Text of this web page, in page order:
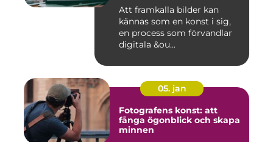
Att framkalla bilder kan
kännas som en konst i sig,
en process som förvandlar
digitala &ou...
05. jan
Fotografens konst: att
fånga ögonblick och skapa
minnen